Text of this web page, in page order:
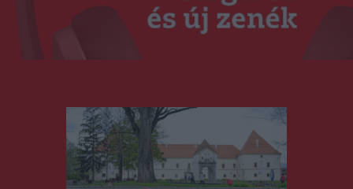
Duma Duba
Podcast és videók
Stáb
Kapcsolat
RO